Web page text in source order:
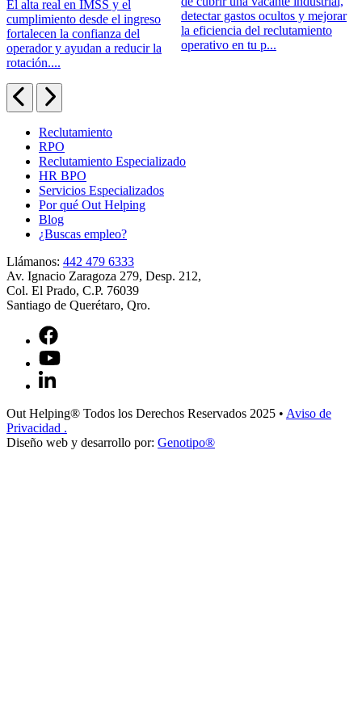
El alta real en IMSS y el
cumplimiento desde el ingreso
fortalecen la confianza del
operador y ayudan a reducir la
rotación....
detectar gastos ocultos y mejorar
la eficiencia del reclutamiento
operativo en tu p...
Reclutamiento
RPO
Reclutamiento Especializado
HR BPO
Servicios Especializados
Por qué Out Helping
Blog
¿Buscas empleo?
Llámanos: 442 479 6333
Av. Ignacio Zaragoza 279, Desp. 212,
Col. El Prado, C.P. 76039
Santiago de Querétaro, Qro.
Out Helping® Todos los Derechos Reservados 2025 • Aviso de
Privacidad .
Diseño web y desarrollo por: Genotipo®